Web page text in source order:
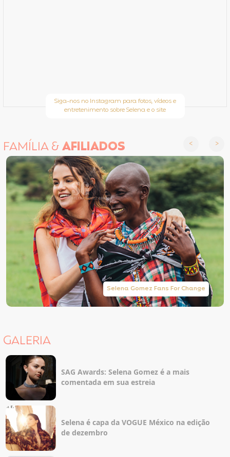
Siga-nos no Instagram para fotos, vídeos e
entretenimento sobre Selena e o site
FAMÍLIA &AFILIADOS
Selena Gomez Fans For Change
GALERIA
SAG Awards: Selena Gomez é a mais
comentada em sua estreia
Selena é capa da VOGUE México na edição
de dezembro